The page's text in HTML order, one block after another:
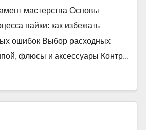
мастерства Основы
пайки: как избежать
ошибок Выбор расходных
флюсы и аксессуары Контр...